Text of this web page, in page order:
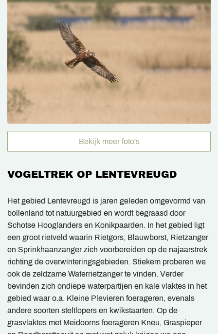
Bekijk meer foto's
VOGELTREK OP LENTEVREUGD
Het gebied Lentevreugd is jaren geleden omgevormd van
bollenland tot natuurgebied en wordt begraasd door
Schotse Hooglanders en Konikpaarden. In het gebied ligt
een groot rietveld waarin Rietgors, Blauwborst, Rietzanger
en Sprinkhaanzanger zich voorbereiden op de najaarstrek
richting de overwinteringsgebieden. Stiekem proberen we
ook de zeldzame Waterrietzanger te vinden. Verder
bevinden zich ondiepe waterpartijen en kale vlaktes in het
gebied waar o.a. Kleine Plevieren foerageren, evenals
andere soorten steltlopers en kwikstaarten. Op de
grasvlaktes met Meidoorns foerageren Kneu, Graspieper